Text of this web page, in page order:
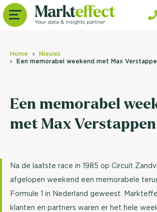
Home
Nieuws
Een memorabel weekend met Max
Een memorabel
met Max Verstappen
Na de laatste race in 1985 op Circuit
afgelopen weekend een memorabele
Formule 1 in Nederland geweest.
klanten en partners waren er het hele